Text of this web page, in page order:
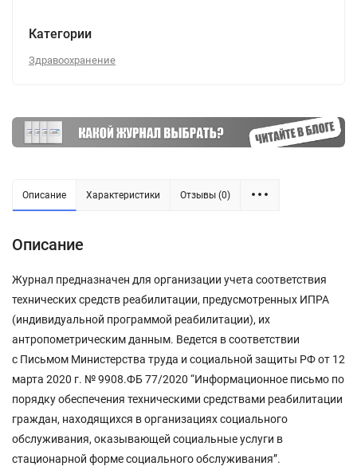
Категории
Здравоохранение
Описание Характеристики Отзывы (0)
Описание
Журнал предназначен для организации учета соответствия
технических средств реабилитации, предусмотренных ИПРА
(индивидуальной программой реабилитации), их
антропометрическим данным. Ведется в соответствии
с Письмом Министерства труда и социальной защиты РФ от 12
марта 2020 г. № 9908.ФБ 77/2020 “Информационное письмо по
порядку обеспечения техническими средствами реабилитации
граждан, находящихся в организациях социального
обслуживания, оказывающей социальные услуги в
стационарной форме социального обслуживания”.